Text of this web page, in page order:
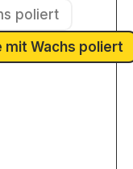
poliert
ist zurzeit nicht
mit Wachs poliert
Option ist zurzeit
verfügbar.)
nicht verfügbar.)
ist zurzeit nicht